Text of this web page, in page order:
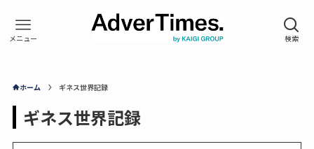
ホーム ギネス世界記録
ギネス世界記録